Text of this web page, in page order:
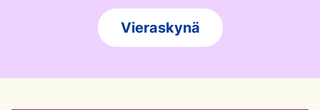
Vieraskynä